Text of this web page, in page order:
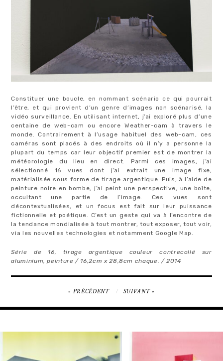
Constituer une boucle, en nommant scénario ce qui pourrait
l’être, et qui provient d’un genre d’images non scénarisé, la
vidéo surveillance. En utilisant internet, j’ai exploré plus d’une
centaine de web-cam ou encore Weather-cam à travers le
monde. Contrairement à l’usage habituel des web-cam, ces
caméras sont placés à des endroits où il n’y a personne la
plupart du temps car leur objectif premier est de montrer la
météorologie du lieu en direct. Parmi ces images, j’ai
sélectionné 16 vues dont j’ai extrait une image fixe,
matérialisée sous forme de tirage argentique. Puis, à l’aide de
peinture noire en bombe, j’ai peint une perspective, une boîte,
occultant une partie de l’image. Ces vues sont
décontextualisées, et un focus est fait sur leur puissance
fictionnelle et poétique. C’est un geste qui va à l’encontre de
la tendance mondialisée à tout montrer, tout exposer, tout voir,
via les nouvelles technologies et notamment Google Map.
Série de 16, tirage argentique couleur contrecollé sur
aluminium, peinture / 16,2cm x 28,8cm chaque. / 2014
NAVIGATION
L’ARTICLE
PRÉCÉDENT SUIVANT